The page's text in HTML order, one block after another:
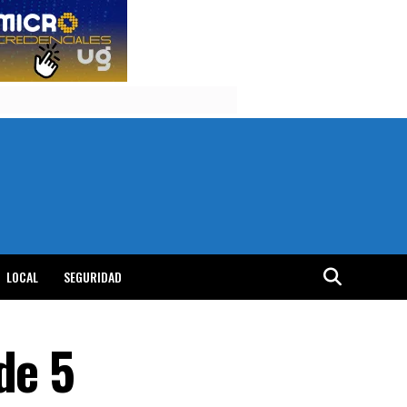
LOCAL SEGURIDAD
5